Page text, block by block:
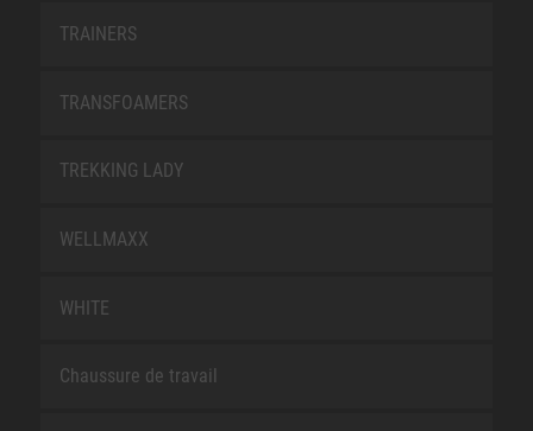
TRAINERS
TRANSFOAMERS
TREKKING LADY
WELLMAXX
WHITE
Chaussure de travail